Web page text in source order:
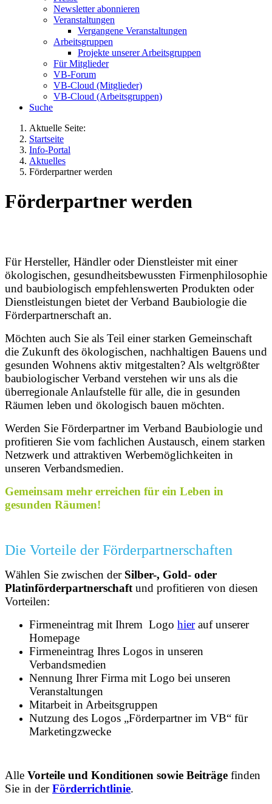
Newsletter abonnieren
Veranstaltungen
Vergangene Veranstaltungen
Arbeitsgruppen
Projekte unserer Arbeitsgruppen
Für Mitglieder
VB-Forum
VB-Cloud (Mitglieder)
VB-Cloud (Arbeitsgruppen)
Suche
Aktuelle Seite:
Startseite
Info-Portal
Aktuelles
Förderpartner werden
Förderpartner werden
Für Hersteller, Händler oder Dienstleister mit einer
ökologischen, gesundheitsbewussten Firmenphilosophie
und baubiologisch empfehlenswerten Produkten oder
Dienstleistungen bietet der Verband Baubiologie die
Förderpartnerschaft an.
Möchten auch Sie als Teil einer starken Gemeinschaft
die Zukunft des ökologischen, nachhaltigen Bauens und
gesunden Wohnens aktiv mitgestalten? Als weltgrößter
baubiologischer Verband verstehen wir uns als die
überregionale Anlaufstelle für alle, die in gesunden
Räumen leben und ökologisch bauen möchten.
Werden Sie Förderpartner im Verband Baubiologie und
profitieren Sie vom fachlichen Austausch, einem starken
Netzwerk und attraktiven Werbemöglichkeiten in
unseren Verbandsmedien.
Gemeinsam mehr erreichen für ein Leben in
gesunden Räumen!
Die Vorteile der Förderpartnerschaften
Wählen Sie zwischen der Silber-, Gold- oder
Platinförderpartnerschaft und profitieren von diesen
Vorteilen:
Firmeneintrag mit Ihrem Logo hierauf unserer
Homepage
Firmeneintrag Ihres Logos in unseren
Verbandsmedien
Nennung Ihrer Firma mit Logo bei unseren
Veranstaltungen
Mitarbeit in Arbeitsgruppen
Nutzung des Logos „Förderpartner im VB“ für
Marketingzwecke
Alle Vorteile und Konditionen sowie Beiträge finden
Sie in der Förderrichtlinie.